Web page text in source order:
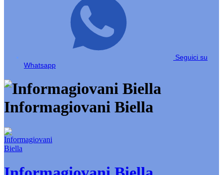
Seguici su
Whatsapp
Informagiovani Biella